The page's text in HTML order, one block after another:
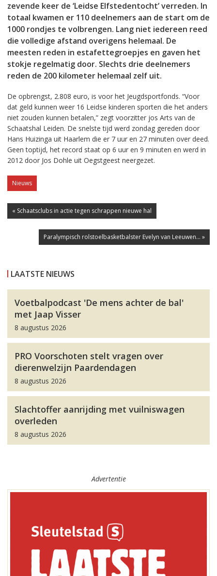
zevende keer de ‘Leidse Elfstedentocht’ verreden. In
totaal kwamen er 110 deelnemers aan de start om de
1000 rondjes te volbrengen. Lang niet iedereen reed
die volledige afstand overigens helemaal. De
meesten reden in estafettegroepjes en gaven het
stokje regelmatig door. Slechts drie deelnemers
reden de 200 kilometer helemaal zelf uit.
De opbrengst, 2.808 euro, is voor het Jeugdsportfonds. “Voor
dat geld kunnen weer 16 Leidse kinderen sporten die het anders
niet zouden kunnen betalen,” zegt voorzitter jos Arts van de
Schaatshal Leiden. De snelste tijd werd zondag gereden door
Hans Huizinga uit Haarlem die er 7 uur en 27 minuten over deed.
Geen toptijd, het record staat op 6 uur en 9 minuten en werd in
2012 door Jos Dohle uit Oegstgeest neergezet.
Nieuws
« Schaatsclubs in actie tegen schrappen nieuwe hal
Paralympisch rolstoelbasketbalster Evelyn van Leeuwen... »
LAATSTE NIEUWS
Voetbalpodcast 'De mens achter de bal'
met Jaap Visser
8 augustus 2026
PRO Voorschoten stelt vragen over
dierenwelzijn Paardendagen
8 augustus 2026
Slachtoffer aanrijding met vuilniswagen
overleden
8 augustus 2026
Advertentie